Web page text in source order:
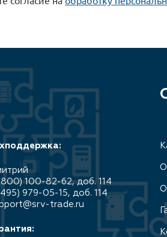
100-82-62, доб. 114
979-05-15, доб. 114
trade.ru
О